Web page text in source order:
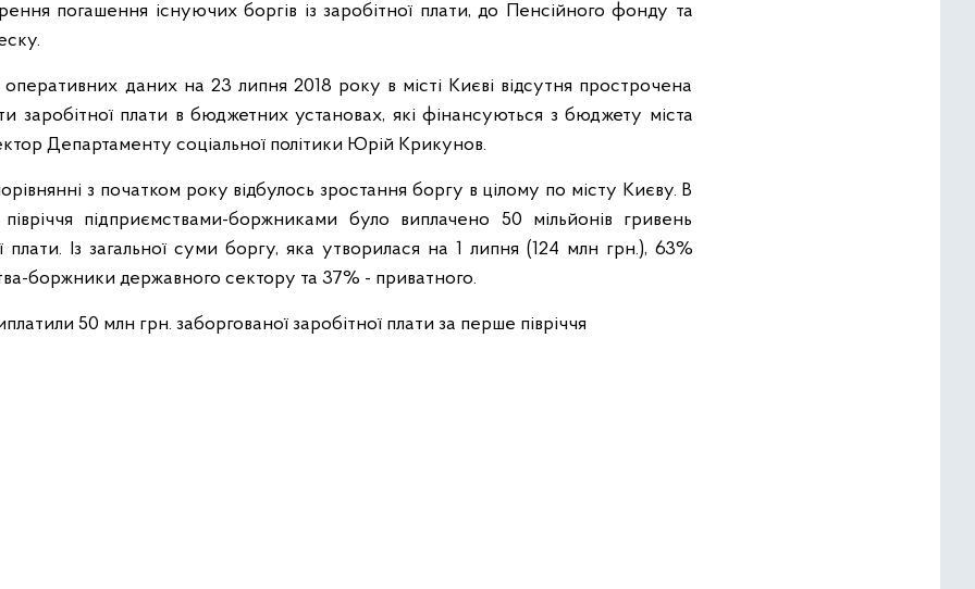
погашення існуючих боргів із заробітної плати, до Пенсійного фонду та
даних на 23 липня 2018 року в місті Києві відсутня прострочена
заробітної плати в бюджетних установах, які фінансуються з бюджету міста
Департаменту соціальної політики Юрій Крикунов.
з початком року відбулось зростання боргу в цілому по місту Києву. В
підприємствами-боржниками було виплачено 50 мільйонів гривень
плати. Із загальної суми боргу, яка утворилася на 1 липня (124 млн грн.), 63%
боржники державного сектору та 37% - приватного.